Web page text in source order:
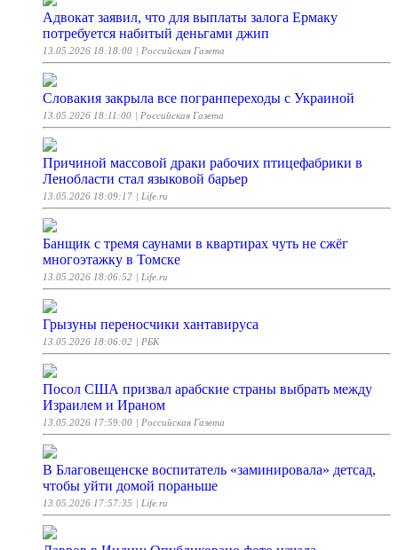
Адвокат заявил, что для выплаты залога Ермаку
потребуется набитый деньгами джип
13.05.2026 18:18:00 | Российская Газета
Словакия закрыла все погранпереходы с Украиной
13.05.2026 18:11:00 | Российская Газета
Причиной массовой драки рабочих птицефабрики в
Ленобласти стал языковой барьер
13.05.2026 18:09:17 | Life.ru
Банщик с тремя саунами в квартирах чуть не сжёг
многоэтажку в Томске
13.05.2026 18:06:52 | Life.ru
Грызуны переносчики хантавируса
13.05.2026 18:06:02 | РБК
Посол США призвал арабские страны выбрать между
Израилем и Ираном
13.05.2026 17:59:00 | Российская Газета
В Благовещенске воспитатель «заминировала» детсад,
чтобы уйти домой пораньше
13.05.2026 17:57:35 | Life.ru